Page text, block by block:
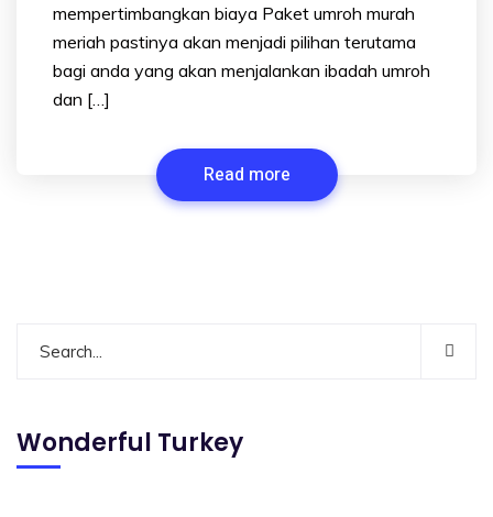
mempertimbangkan biaya Paket umroh murah
meriah pastinya akan menjadi pilihan terutama
bagi anda yang akan menjalankan ibadah umroh
dan […]
Read more
Wonderful Turkey